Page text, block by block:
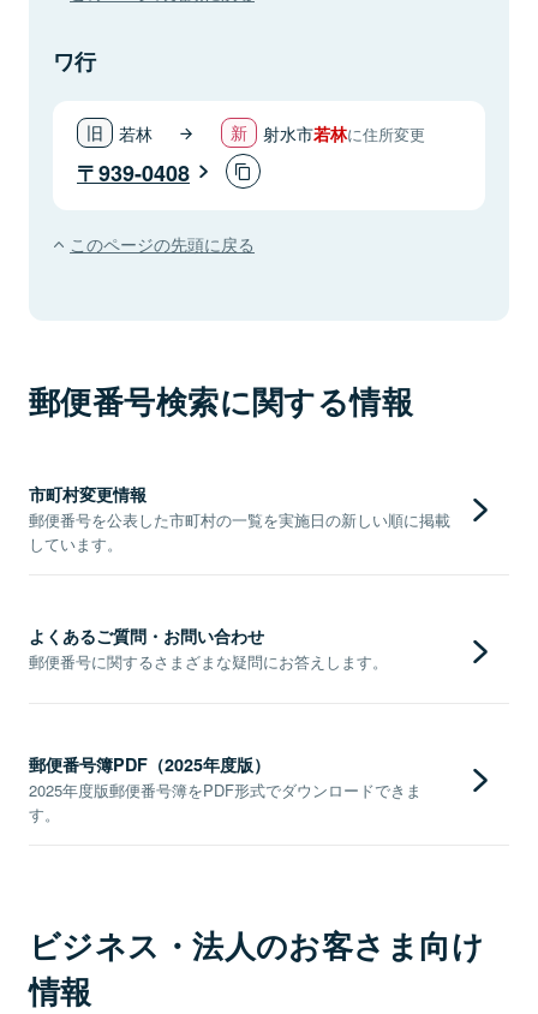
ワ行
若林 射水市若林に住所変更
939-0408
このページの先頭に戻る
郵便番号検索に関する情報
市町村変更情報
郵便番号を公表した市町村の一覧を実施日の新しい順に掲載
しています。
よくあるご質問・お問い合わせ
郵便番号に関するさまざまな疑問にお答えします。
郵便番号簿PDF（2025年度版）
2025年度版郵便番号簿をPDF形式でダウンロードできま
す。
ビジネス・法人のお客さま向け
情報